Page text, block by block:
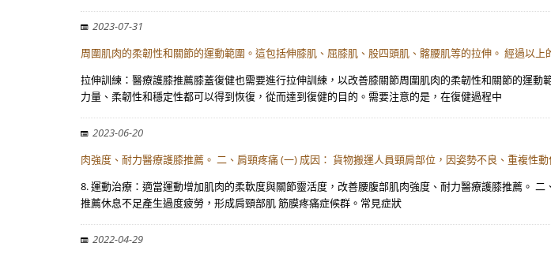
2023-07-31
周圍肌肉的柔韌性和關節的運動範圍。這包括伸膝肌、屈膝肌、股四頭肌、髂腰肌等的拉伸。 經過以上
拉伸訓練：醫療護膝推薦膝蓋復健也需要進行拉伸訓練，以改善膝關節周圍肌肉的柔韌性和關節的運
力量、柔韌性和穩定性都可以得到恢復，從而達到復健的目的。需要注意的是，在復健過程中
2023-06-20
肉強度、耐力醫療護膝推薦。 二、肩頸疼痛 (一) 成因： 貨物搬運人員頸肩部位，因姿勢不良、重複性
8. 運動治療：適當運動增加肌肉的柔軟度與關節靈活度，改善腰腹部肌肉強度、耐力醫療護膝推薦。
推薦休息不足產生過度疲勞，形成肩頸部肌 筋膜疼痛症候群。常見症狀
2022-04-29